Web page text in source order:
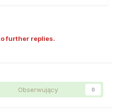
further replies.
Obserwujący 0